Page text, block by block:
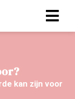
kan zijn voor